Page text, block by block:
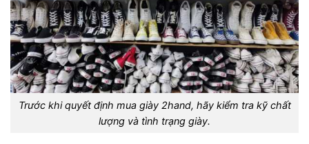
Trước khi quyết định mua giày 2hand, hãy kiểm tra kỹ chất
lượng và tình trạng giày.